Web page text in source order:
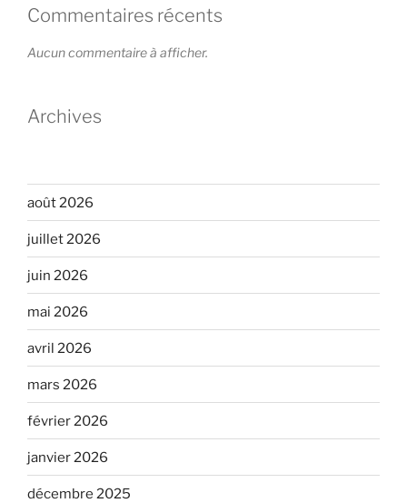
Commentaires récents
Aucun commentaire à afficher.
Archives
août 2026
juillet 2026
juin 2026
mai 2026
avril 2026
mars 2026
février 2026
janvier 2026
décembre 2025